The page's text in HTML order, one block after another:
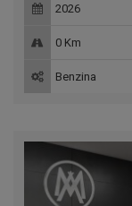
2026
0 Km
Benzina